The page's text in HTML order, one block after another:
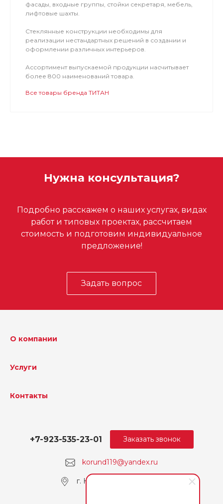
фасады, входные группы, стойки секретаря, мебель,
лифтовые шахты.
Стеклянные конструкции необходимы для
реализации нестандартных решений в создании и
оформлении различных интерьеров.
Ассортимент выпускаемой продукции насчитывает
более 800 наименований товара.
Все товары бренда ТИТАН
Нужна консультация?
Подробно расскажем о наших услугах, видах
работ и типовых проектах, рассчитаем
стоимость и подготовим индивидуальное
предложение!
Задать вопрос
О компании
Услуги
Контакты
korund119@yandex.ru
+7-923-535-23-01
г. Кемерово, пр. Ленина
Заказать звонок